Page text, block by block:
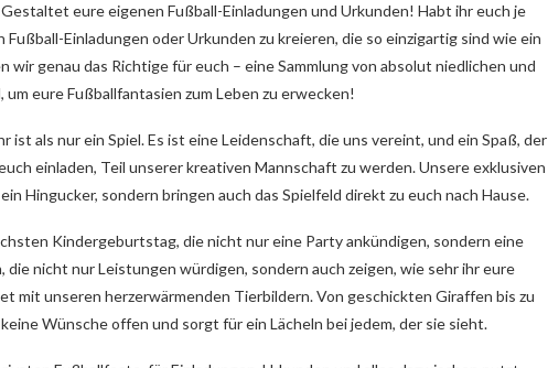
eure eigenen Fußball-Einladungen und Urkunden! Habt ihr euch je
Einladungen oder Urkunden zu kreieren, die so einzigartig sind wie ein
wir genau das Richtige für euch – eine Sammlung von absolut niedlichen und
eure Fußballfantasien zum Leben zu erwecken!
ist als nur ein Spiel. Es ist eine Leidenschaft, die uns vereint, und ein Spaß, der
einladen, Teil unserer kreativen Mannschaft zu werden. Unsere exklusiven
Hingucker, sondern bringen auch das Spielfeld direkt zu euch nach Hause.
Kindergeburtstag, die nicht nur eine Party ankündigen, sondern eine
nicht nur Leistungen würdigen, sondern auch zeigen, wie sehr ihr eure
mit unseren herzerwärmenden Tierbildern. Von geschickten Giraffen bis zu
Wünsche offen und sorgt für ein Lächeln bei jedem, der sie sieht.